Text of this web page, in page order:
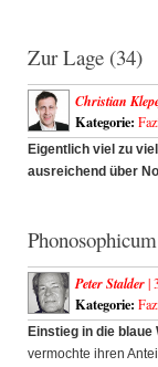
Zur Lage (34)
Christian
Kategorie:
Eigentlich viel zu
ausreichend über
Peter Stalder|
Kategorie:
Einstieg in die blaue
vermochte ihren